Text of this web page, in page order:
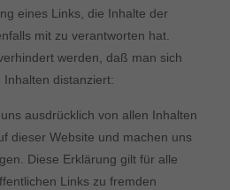
eines Links, die Inhalte der
mit zu verantworten hat.
werden, daß man sich
distanziert:
ausdrücklich von allen Inhalten
dieser Website und machen uns
Diese Erklärung gilt für alle
Links zu fremden